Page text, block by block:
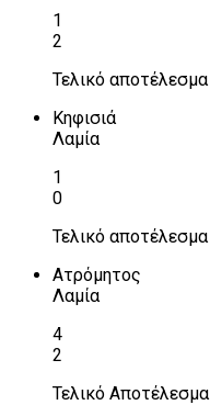
1
2
Τελικό αποτέλεσμα
Κηφισιά
Λαμία
1
0
Τελικό αποτέλεσμα
Ατρόμητος
Λαμία
4
2
Τελικό Αποτέλεσμα